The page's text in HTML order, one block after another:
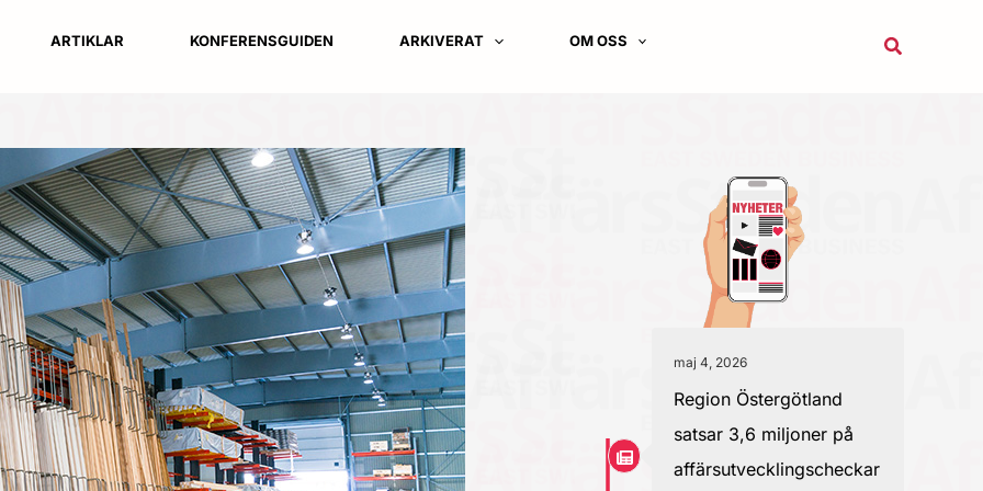
ARTIKLAR KONFERENSGUIDEN ARKIVERAT OM OSS Sök
maj 4, 2026
Region Östergötland
satsar 3,6 miljoner på
affärsutvecklingscheckar